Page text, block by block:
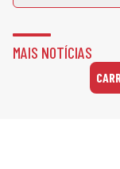
MAIS NOTÍCIAS